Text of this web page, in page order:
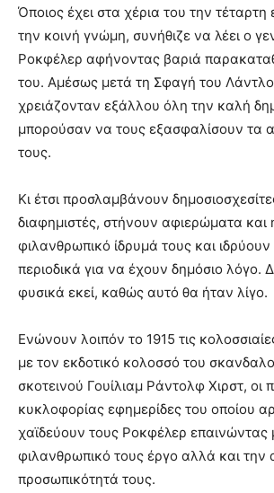
Όποιος έχει στα χέρια του την τέταρτη
την κοινή γνώμη, συνήθιζε να λέει ο
Ροκφέλερ αφήνοντας βαριά
του. Αμέσως μετά τη Σφαγή του
χρειάζονταν εξάλλου όλη την καλή
μπορούσαν να τους εξασφαλίσουν τα
τους.
Κι έτσι προσλαμβάνουν
διαφημιστές, στήνουν αφιερώματα και
φιλανθρωπικό ίδρυμά τους και ιδρύουν
περιοδικά για να έχουν δημόσιο λόγο.
φυσικά εκεί, καθώς αυτό θα ήταν λίγο.
Ενώνουν λοιπόν το 1915 τις
με τον εκδοτικό κολοσσό του
σκοτεινού Γουίλιαμ Ράντολφ Χιρστ, οι
κυκλοφορίας εφημερίδες του οποίου
χαϊδεύουν τους Ροκφέλερ επαινώντας
φιλανθρωπικό τους έργο αλλά και την
προσωπικότητά τους.